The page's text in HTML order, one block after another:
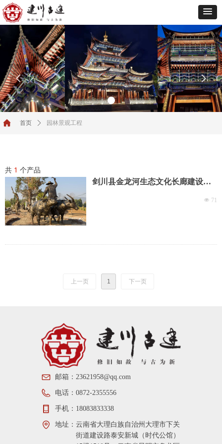
共 1 个产品
剑川县金龙河生态文化长廊建设项
넶 71
上一页 1 下一页
首页 ꄲ 园林景观工程
넳 넲
邮箱：23621958@qq.com
电话：0872-2355556
手机： 18083833338
地址：云南省大理白族自治州大理市下关
街道建设路泰安新城（时代公馆）